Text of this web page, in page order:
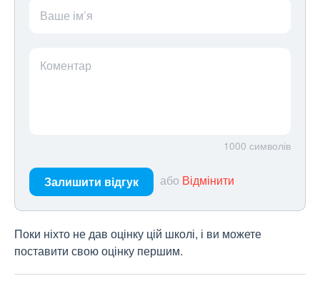
Ваше ім’я
Коментар
1000 символів
Залишити відгук або Відмінити
Поки ніхто не дав оцінку цій школі, і ви можете
поставити свою оцінку першим.